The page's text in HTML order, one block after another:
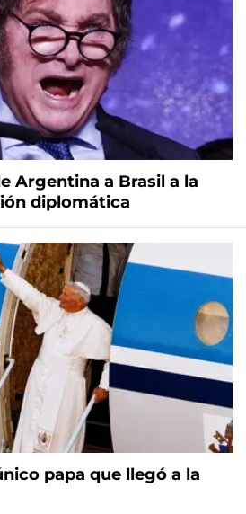
Argentina a Brasil a la
diplomática
papa que llegó a la